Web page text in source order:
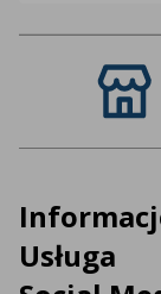
Usługa